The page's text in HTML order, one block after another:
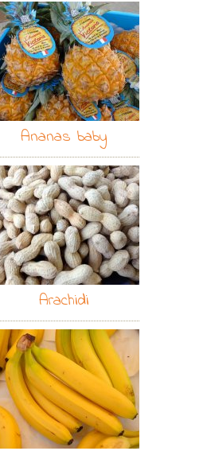
Ananas baby
Arachidi